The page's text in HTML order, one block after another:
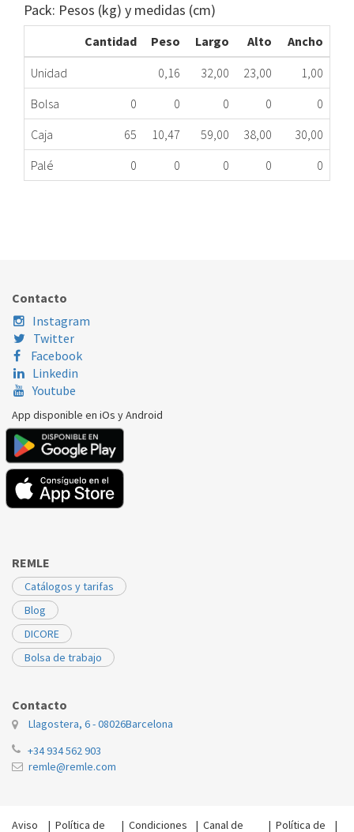
Pack: Pesos (kg) y medidas (cm)
Cantidad Peso Largo Alto
Ancho
Unidad
0,16 32,00 23,00
1,00
Bolsa
0 0 0 0
0
Caja
65 10,47 59,00 38,00
30,00
Palé
0 0 0 0 0
Contacto
Instagram
Twitter
Facebook
Linkedin
Youtube
App disponible en iOs y Android
REMLE
Catálogos y tarifas
Blog
DICORE
Bolsa de trabajo
Contacto
Llagostera, 6 - 08026Barcelona
+34 934 562 903
remle@remle.com
Aviso | Política de |Condiciones |Canal de | Política de |